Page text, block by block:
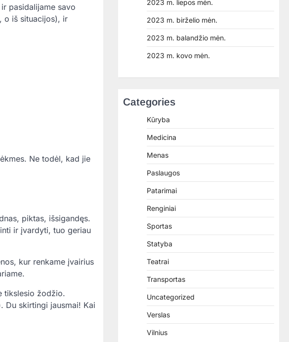
pasidalijame savo
o iš situacijos), ir
Ne todėl, kad jie
piktas, išsigandęs.
ir įvardyti, tuo geriau
kur renkame įvairius
tikslesio žodžio.
Du skirtingi jausmai! Kai
2023 m. liepos mėn.
2023 m. birželio mėn.
2023 m. balandžio mėn.
2023 m. kovo mėn.
Categories
Kūryba
Medicina
Menas
Paslaugos
Patarimai
Renginiai
Sportas
Statyba
Teatrai
Transportas
Uncategorized
Verslas
Vilnius